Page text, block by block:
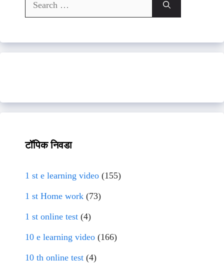
for:
टॉपिक निवडा
1 st e learning video (155)
1 st Home work (73)
1 st online test (4)
10 e learning video (166)
10 th online test (4)